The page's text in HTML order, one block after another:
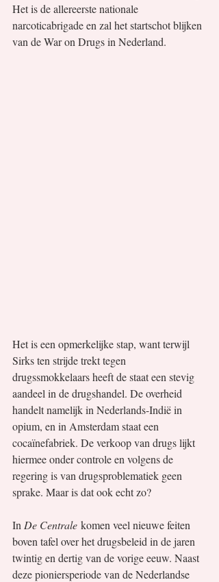
Het is de allereerste nationale
narcoticabrigade en zal het startschot blijken
van de War on Drugs in Nederland.
Het is een opmerkelijke stap, want terwijl
Sirks ten strijde trekt tegen
drugssmokkelaars heeft de staat een stevig
aandeel in de drugshandel. De overheid
handelt namelijk in Nederlands-Indië in
opium, en in Amsterdam staat een
cocaïnefabriek. De verkoop van drugs lijkt
hiermee onder controle en volgens de
regering is van drugsproblematiek geen
sprake. Maar is dat ook echt zo?
In De Centrale komen veel nieuwe feiten
boven tafel over het drugsbeleid in de jaren
twintig en dertig van de vorige eeuw. Naast
deze pioniersperiode van de Nederlandse